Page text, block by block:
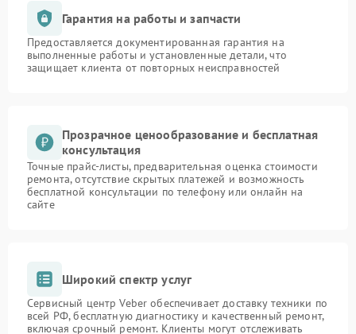
Гарантия на работы и запчасти
Предоставляется документированная гарантия на
выполненные работы и установленные детали, что
защищает клиента от повторных неисправностей
Прозрачное ценообразование и бесплатная
консультация
Точные прайс-листы, предварительная оценка стоимости
ремонта, отсутствие скрытых платежей и возможность
бесплатной консультации по телефону или онлайн на
сайте
Широкий спектр услуг
Сервисный центр Veber обеспечивает доставку техники по
всей РФ, бесплатную диагностику и качественный ремонт,
включая срочный ремонт. Клиенты могут отслеживать